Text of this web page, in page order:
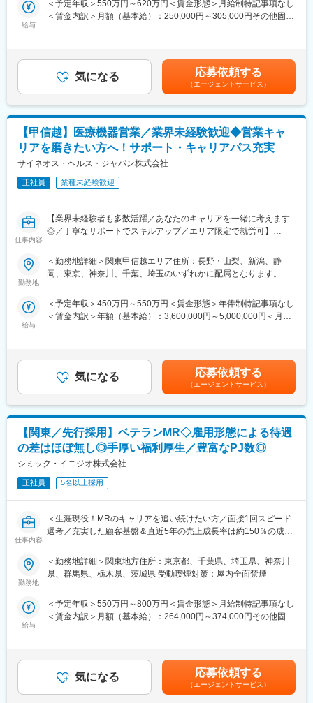
が上がっていないなどではない限りは原則更新となります。ま
人々の命を守る商材に携わるため、社会貢献性と安定性を兼ね備
まずはご入社から2か月間MR導入研修を受講し、MR資格を取得
していただきます。
資格取得と聞くとハードルが高く思われる方もいるかもしれませ
文理問わず一から学べる環境を整えているため、専門知識は入社
後に身に付ける意欲があれば問題ございません。
社員の活躍事例についての詳細は、是非こちらのURLも併せてご
覧ください。
https://healthcarecareerpark.iqvia.com/
■具体的な業務
すでに取引のある病院の医師や薬剤師に向け、医薬品の効果や副
作用・適切な使用方法などの情報を提供し、薬剤のプロモーショ
ン活動を行っていただきます。メインの業務は情報提供となるた
活動に専念できる環境です。
個人の予算はありますが、チーム内で助け合う社風が整ってお
す。
給取得もしやすく、年間140日ほど休んでいる方も多くいます。
業部やグループ会社への異動実績も豊富にございます。（※病院の
経営コンサル、医薬品メーカーのマーケティング支援、人事担当
者などの管理部門）
営業経験を活かして様々なキャリアプランを実現できるのは、当
社ならではの強みです。
変更の範囲：会社の定める業務
ずる）変更の範囲：会社の定める事業所
給与
＜予定年収＞550万円～620万円＜賃金形態＞月給制特記事項なし
＜賃金内訳＞月額（基本給）：250,000円～305,000円その他固定
手当支給する。【補足】プロジェクト稼働手当(35,000円)、外勤
日当（1日1,500円／外勤3.5時間以上）■変動賞与制（6月・12
月・3月）※平均実績6ヶ月分■インセンティブ：3月（対象者）賃
金はあくまでも目安の金額であり、選考を通じて上下する可能性
があります。月給(月額)は固定手当を含めた表記です。
気になる 応募依頼する
（エージェントサービス）
【甲信越】医療機器営業／業界未経験歓迎◆営業キャ
リアを磨きたい方へ！サポート・キャリアパス充実
サイネオス・ヘルス・ジャパン株式会社
正社員 業種未経験歓迎
仕事内容
【業界未経験者も多数活躍／あなたのキャリアを一緒に考えます
◎／丁寧なサポートでスキルアップ／エリア限定で就労可】
■業務内容
医療機器の営業担当者として、基幹病院などの医師や看護師など
医療従事者の方々と面談を行い、製品に関わる手技や情報提供な
・身につくスキル
専門家へ提案・交渉する力を磨けます。単に説明する力だけでな
■キャリアパス：
志向性や身につけたいスキルに応じて様々なキャリアパスがあり
ます。
・1つの領域（心臓外科や整形外科など）を極める
・複数のプロジェクトに参画して経験を広げる
・本社スタッフ（プロジェクトマネージャー、採用、研修担当）
にキャリアチェンジ
など、様々な可能性を探ることができるのが大きな魅力です。
能です！配属先メーカーからオファーを受けた場合は、メーカー
直雇用へ転籍するチャンスもあります。
論可能です。）
・転勤は東北・関東などエリア単位内で限定することができ、一
医療機器・製薬メーカーのセールス領域を支援する業種です。自
社の社員を取引先企業に派遣し、派遣先の営業として活躍いただ
■研修体制
プロジェクトごとに異なりますが、同社または配属先のメーカー
にて研修が十分にございます。
勤務地
＜勤務地詳細＞関東甲信越エリア住所：長野・山梨、新潟、静
岡、東京、神奈川、千葉、埼玉のいずれかに配属となります。 受
モートワーク含む）
給与
＜予定年収＞450万円～550万円＜賃金形態＞年俸制特記事項なし
＜賃金内訳＞年額（基本給）：3,600,000円～5,000,000円＜月額
する可能性があります。月給(月額)は固定手当を含めた表記です。
気になる 応募依頼する
（エージェントサービス）
【関東／先行採用】ベテランMR◇雇用形態による待遇
の差はほぼ無し◎手厚い福利厚生／豊富なPJ数◎
シミック・イニジオ株式会社
正社員 5名以上採用
仕事内容
＜生涯現役！MRのキャリアを追い続けたい方／面接1回スピード
選考／充実した顧客基盤＆直近5年の売上成長率は約150％の成長
■職務概要
＜コンクラクトMRという働き方＞
各製薬企業のプロジェクトの一員として、配属される営業所を拠
に左右されることは、ほぼありません。様々なプロジェクトを経
験することで、幅広い製品の取り扱い経験や知識を積み、MRとし
てのスキルアップが叶う環境です。
勤務地
＜勤務地詳細＞関東地方住所：東京都、千葉県、埼玉県、神奈川
県、群馬県、栃木県、茨城県 受動喫煙対策：屋内全面禁煙
給与
＜予定年収＞550万円～800万円＜賃金形態＞月給制特記事項なし
＜賃金内訳＞月額（基本給）：264,000円～374,000円その他固定
を全額支給 ■賞与年2回（昨年度実績4.2ヶ月）、報酬改定年1回賃
金はあくまでも目安の金額であり、選考を通じて上下する可能性
があります。月給(月額)は固定手当を含めた表記です。
気になる 応募依頼する
（エージェントサービス）